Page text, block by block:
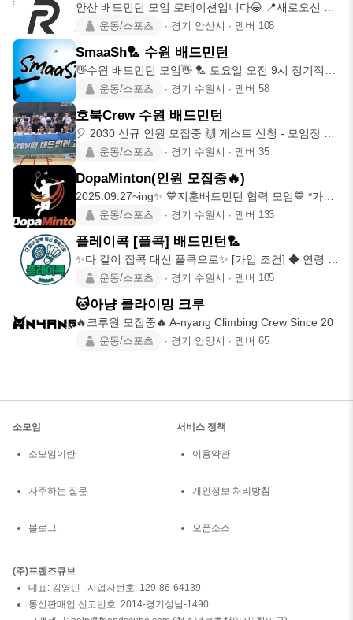
안산 배드민턴 모임 로테이션입니다😀 📍새로오신 분
들 1시간 이내로 '가
운동/스포츠 ∙ 경기 안산시 ∙ 멤버 108
SmaaSh🏸 수원 배드민턴
👋수원 배드민턴 모임👋 🏸 토요일 오전 9시 정기적으
로 모입니다. 🏸
운동/스포츠 ∙ 경기 수원시 ∙ 멤버 58
호북Crew 수원 배드민턴
🎈 2030 신규 인원 모집중 🙌 게스트 신청 - 모임장 개
인 메시운동/스포츠 ∙ 경기 수원시 ∙ 멤버 35
DopaMinton(인원 모집중🔥)
2025.09.27~ing✨ 💙지훈배드민턴 협력 모임💙 *가입
문의: 카톡
운동/스포츠 ∙ 경기 수원시 ∙ 멤버 133
플레이콕 [플콕] 배드민턴🏸
✨다 같이 집콕 대신 플콕으로✨ [가입 조건] ◆ 연령 :
1987년생
운동/스포츠 ∙ 경기 수원시 ∙ 멤버 105
🐱아냥 클라이밍 크루
🔥크루원 모집중🔥 A-nyang Climbing Crew Since 20
운동/스포츠 ∙ 경기 안양시 ∙ 멤버 65
소모임
소모임이란
자주하는 질문
블로그
서비스 정책
이용약관
개인정보 처리방침
오픈소스
(주)프렌즈큐브
대표: 김영민 | 사업자번호: 129-86-64139
통신판매업 신고번호: 2014-경기성남-1490